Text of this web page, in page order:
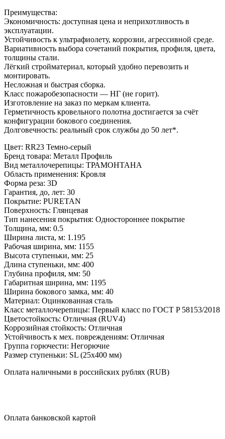
Преимущества:
Экономичность: доступная цена и неприхотливость в
эксплуатации.
Устойчивость к ультрафиолету, коррозии, агрессивной среде.
Вариативность выбора сочетаний покрытия, профиля, цвета,
толщины стали.
Лёгкий стройматериал, который удобно перевозить и
монтировать.
Несложная и быстрая сборка.
Класс пожаробезопасности — НГ (не горит).
Изготовление на заказ по меркам клиента.
Герметичность кровельного полотна достигается за счёт
конфигурации бокового соединения.
Долговечность: реальный срок службы до 50 лет*.
Цвет: RR23 Темно-серый
Бренд товара: Металл Профиль
Вид металлочерепицы: ТРАМОНТАНА
Область применения: Кровля
Форма реза: 3D
Гарантия, до, лет: 30
Покрытие: PURETAN
Поверхность: Глянцевая
Тип нанесения покрытия: Одностороннее покрытие
Толщина, мм: 0.5
Ширина листа, м: 1.195
Рабочая ширина, мм: 1155
Высота ступеньки, мм: 25
Длина ступеньки, мм: 400
Глубина профиля, мм: 50
Габаритная ширина, мм: 1195
Ширина бокового замка, мм: 40
Материал: Оцинкованная сталь
Класс металлочерепицы: Первый класс по ГОСТ P 58153/2018
Цветостойкость: Отличная (RUV4)
Коррозийная стойкость: Отличная
Устойчивость к мех. повреждениям: Отличная
Группа горючести: Негорючие
Размер ступеньки: SL (25x400 мм)
Оплата наличными в российских рублях (RUB)
Оплата банковской картой